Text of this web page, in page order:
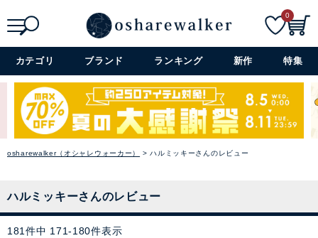
詳細検索+
0
カテゴリ ブランド ランキング 新作 特集
osharewalker（オシャレウォーカー） ハルミッキーさんのレビュー
ハルミッキーさんのレビュー
181件中 171-180件表示